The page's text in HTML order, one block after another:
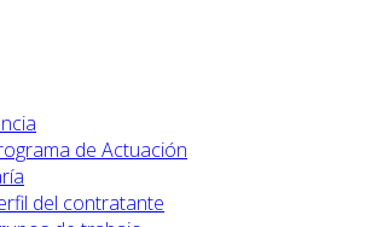
de Actuación
del contratante